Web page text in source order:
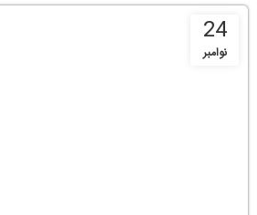
24
نوامبر